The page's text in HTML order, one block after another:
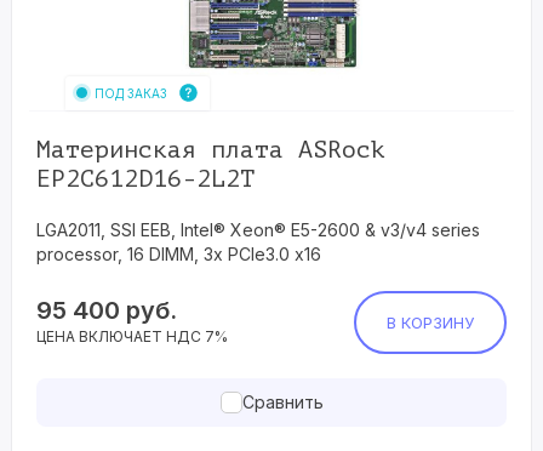
ПОД ЗАКАЗ
Материнская плата ASRock
EP2C612D16-2L2T
LGA2011, SSI EEB, Intel® Xeon® E5-2600 & v3/v4 series
processor, 16 DIMM, 3x PCIe3.0 x16
95 400 руб.
ЦЕНА ВКЛЮЧАЕТ НДС 7%
В КОРЗИНУ
Сравнить